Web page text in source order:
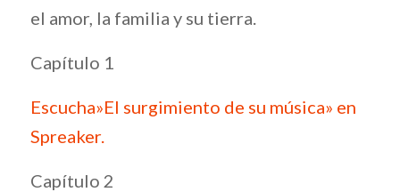
el amor, la familia y su tierra.
Capítulo 1
Escucha»El surgimiento de su música» en
Spreaker.
Capítulo 2